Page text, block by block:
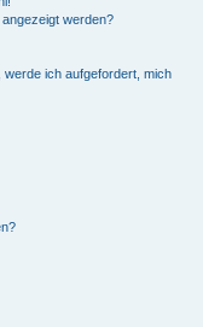
werden?
werde ich aufgefordert, mich